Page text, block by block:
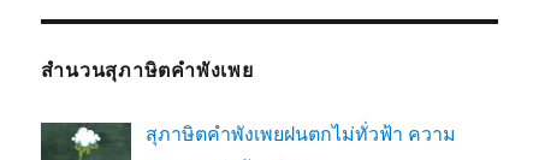
สำนวนสุภาษิตคำพังเพย
สุภาษิตคำพังเพยฝนตกไม่ทั่วฟ้า ความ